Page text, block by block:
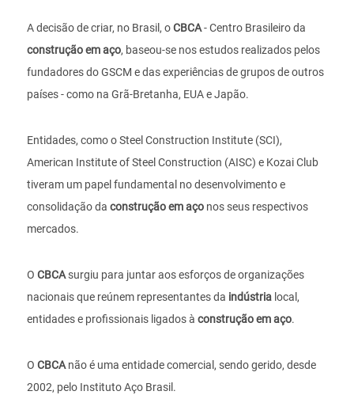
A decisão de criar, no Brasil, oCBCA- Centro Brasileiro da
construção em aço, baseou-se nos estudos realizados pelos
fundadores do GSCM e das experiências de grupos de outros
países - como na Grã-Bretanha, EUA e Japão.
Entidades, como o Steel Construction Institute (SCI),
American Institute of Steel Construction (AISC) e Kozai Club
tiveram um papel fundamental no desenvolvimento e
consolidação daconstrução em aço nos seus respectivos
mercados.
OCBCAsurgiu para juntar aos esforços de organizações
nacionais que reúnem representantes da indústria local,
entidades e profissionais ligados àconstrução em aço.
OCBCAnão é uma entidade comercial, sendo gerido, desde
2002, pelo Instituto Aço Brasil.